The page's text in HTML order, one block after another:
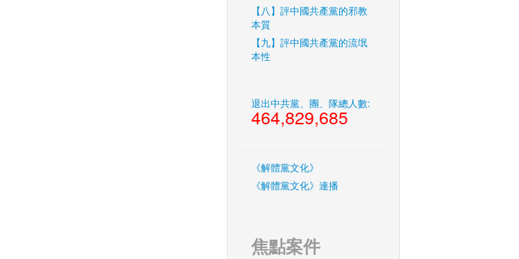
【八】評中國共產黨的邪教
本質
【九】評中國共產黨的流氓
本性
退出中共黨、團、隊總人數:
464,829,685
《解體黨文化》
《解體黨文化》連播
焦點案件